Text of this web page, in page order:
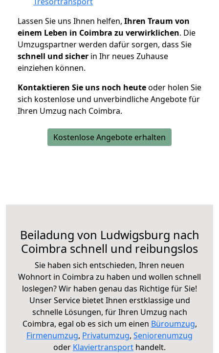
Lassen Sie uns Ihnen helfen, Ihren Traum von
einem Leben in Coimbra zu verwirklichen. Die
Umzugspartner werden dafür sorgen, dass Sie
schnell und sicher in Ihr neues Zuhause
einziehen können.
Kontaktieren Sie uns noch heuteoder holen Sie
sich kostenlose und unverbindliche Angebote für
Ihren Umzug nach Coimbra.
Kostenlose Angebote erhalten
Beiladung von Ludwigsburg nach
Coimbra schnell und reibungslos
Sie haben sich entschieden, Ihren neuen
Wohnort in Coimbra zu haben und wollen schnell
loslegen? Wir haben genau das Richtige für Sie!
Unser Service bietet Ihnen erstklassige und
schnelle Lösungen, für Ihren Umzug nach
Coimbra, egal ob es sich um einen Büroumzug,
Firmenumzug, Privatumzug, Seniorenumzug
oder Klaviertransport handelt.